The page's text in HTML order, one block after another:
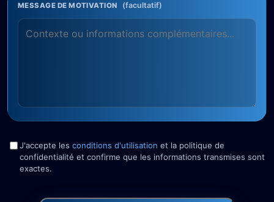
MESSAGE DE MOTIVATION (facultatif)
J'accepte les conditions d'utilisation et la politique de
confidentialité et confirme que les informations transmises sont
exactes.